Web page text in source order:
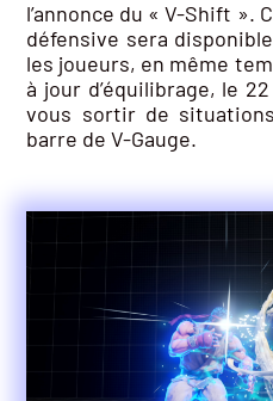
l’annonce du « V-Shift ».
défensive sera
les joueurs, en même
à jour d’équilibrage, le
vous sortir de
barre de V-Gauge.